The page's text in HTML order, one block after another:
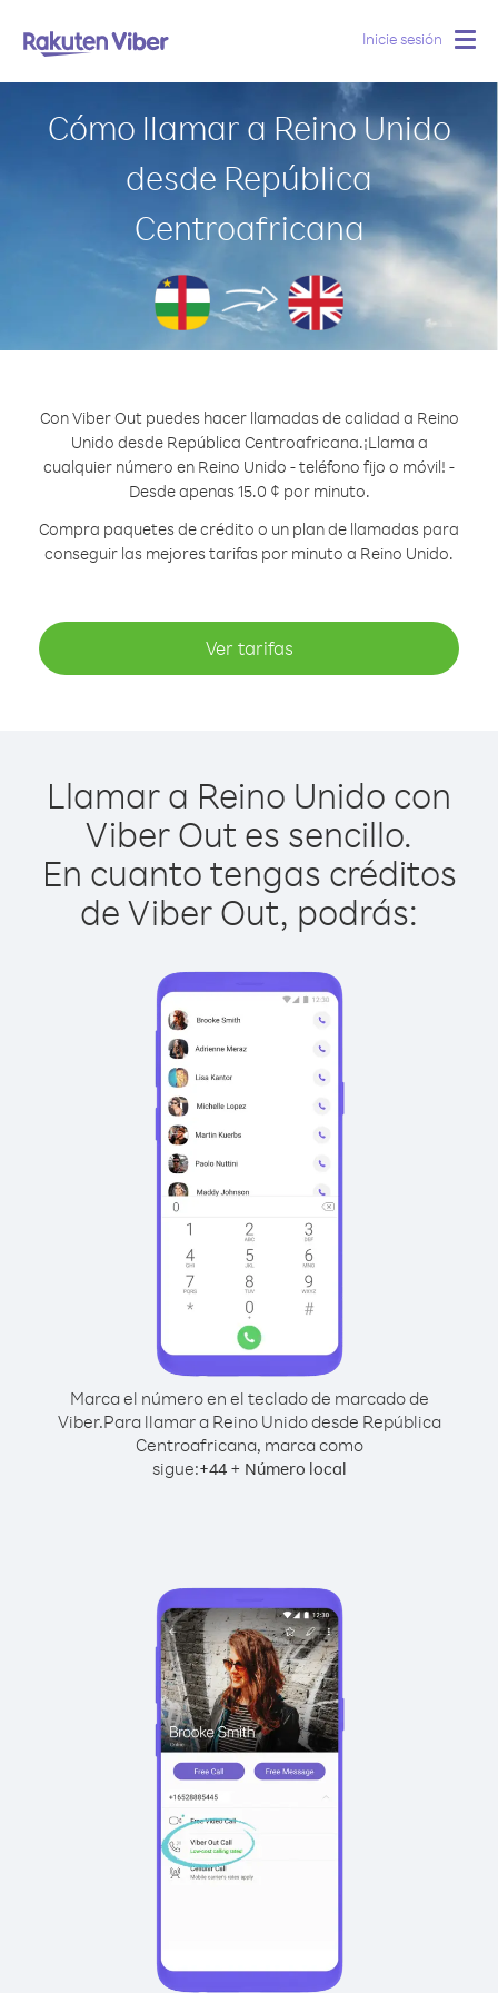
Inicie sesión
Cómo llamar a Reino Unido
desde República
Centroafricana
Con Viber Out puedes hacer llamadas de calidad a Reino
Unido desde República Centroafricana.¡Llama a
cualquier número en Reino Unido - teléfono fijo o móvil! -
Desde apenas 15.0 ¢ por minuto.
Compra paquetes de crédito o un plan de llamadas para
conseguir las mejores tarifas por minuto a Reino Unido.
Ver tarifas
Llamar a Reino Unido con
Viber Out es sencillo.
En cuanto tengas créditos
de Viber Out, podrás:
Marca el número en el teclado de marcado de
Viber.Para llamar a Reino Unido desde República
Centroafricana, marca como
sigue:+44+ Número local